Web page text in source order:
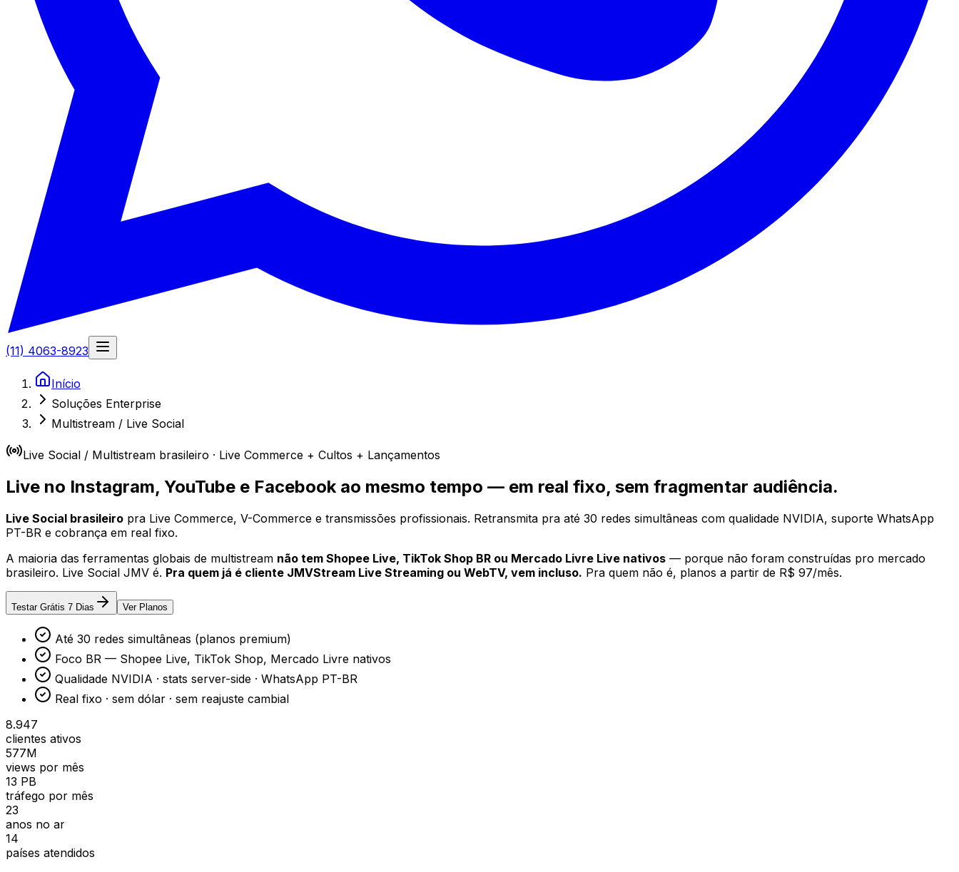
(11) 4063-8923
Início
Soluções Enterprise
Multistream / Live Social
Live Social / Multistream brasileiro · Live Commerce + Cultos + Lançamentos
Live no Instagram, YouTube e Facebook ao mesmo tempo — em real fixo, sem fragmentar audiência.
Live Social brasileiro pra Live Commerce, V-Commerce e transmissões profissionais. Retransmita pra até 30 redes simultâneas com qualidade NVIDIA, suporte WhatsApp
PT-BR e cobrança em real fixo.
A maioria das ferramentas globais de multistream não tem Shopee Live, TikTok Shop BR ou Mercado Livre Live nativos — porque não foram construídas pro mercado
brasileiro. Live Social JMV é. Pra quem já é cliente JMVStream Live Streaming ou WebTV, vem incluso. Pra quem não é, planos a partir de R$ 97/mês.
Testar Grátis 7 Dias Ver Planos
Até 30 redes simultâneas (planos premium)
Foco BR — Shopee Live, TikTok Shop, Mercado Livre nativos
Qualidade NVIDIA · stats server-side · WhatsApp PT-BR
Real fixo · sem dólar · sem reajuste cambial
8.947
clientes ativos
577M
views por mês
13 PB
tráfego por mês
23
anos no ar
14
países atendidos